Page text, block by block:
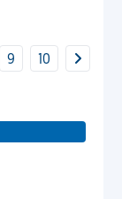
9 10